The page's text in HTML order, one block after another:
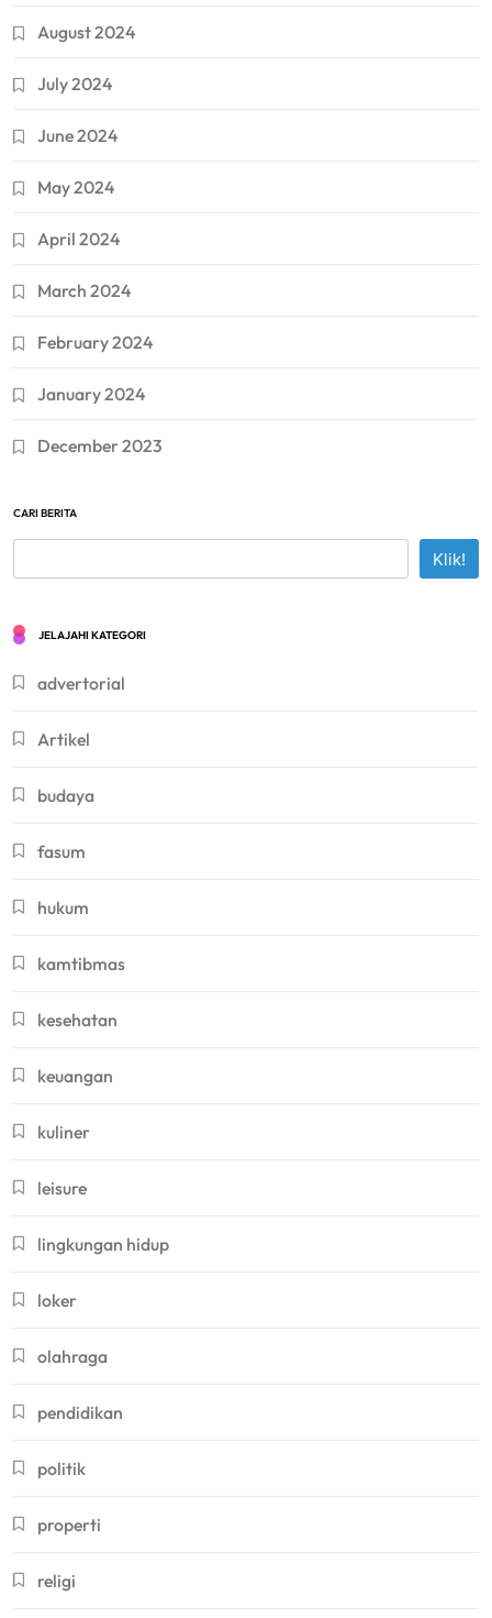
August 2024
July 2024
June 2024
May 2024
April 2024
March 2024
February 2024
January 2024
December 2023
CARI BERITA
Klik!
JELAJAHI KATEGORI
advertorial
Artikel
budaya
fasum
hukum
kamtibmas
kesehatan
keuangan
kuliner
leisure
lingkungan hidup
loker
olahraga
pendidikan
politik
properti
religi